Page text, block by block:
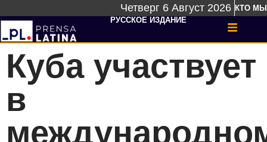
Четверг 6 Август 2026 КТО МЫ
РУССКОЕ ИЗДАНИЕ
Куба участвует
в